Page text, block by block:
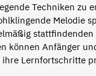
Techniken zu
Melodie
stattfindenden
können Anfänger
ihre Lernfortschritte